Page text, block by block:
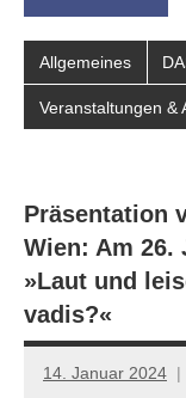
Allgemeines
Veranstaltungen &
Präsentation
Wien: Am 26.
»Laut und
vadis?«
14. Januar 2024
Jan-